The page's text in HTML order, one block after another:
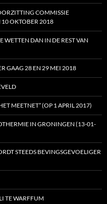
COMMISSIE
10 OKTOBER 2018
WETTEN DAN IN DE REST VAN
GAAG 28 EN 29 MEI 2018
MEETNET” (OP 1 APRIL 2017)
IN GRONINGEN (13-01-
STEEDS BEVINGSGEVOELIGER
TE WARFFUM